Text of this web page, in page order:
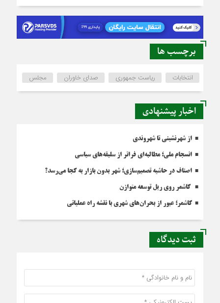
برچسب ها
انتخابات ریاست جمهوری صدای خاوران مجلس
اخبار پیشنهادی
از شهرنشینی تا شهروندی
انسجام ملی؛ مطالبه‌ای فراتر از سلیقه‌های سیاسی
اصناف در حاشیه تصمیم‌سازی؛ شهر بدون بازار به کجا می‌رسد؟
کاشمر روی ریل توسعه متوازن
کاشمر؛ عبور از بحران‌های شهری با نقشه راه عملیاتی
ثبت دیدگاه